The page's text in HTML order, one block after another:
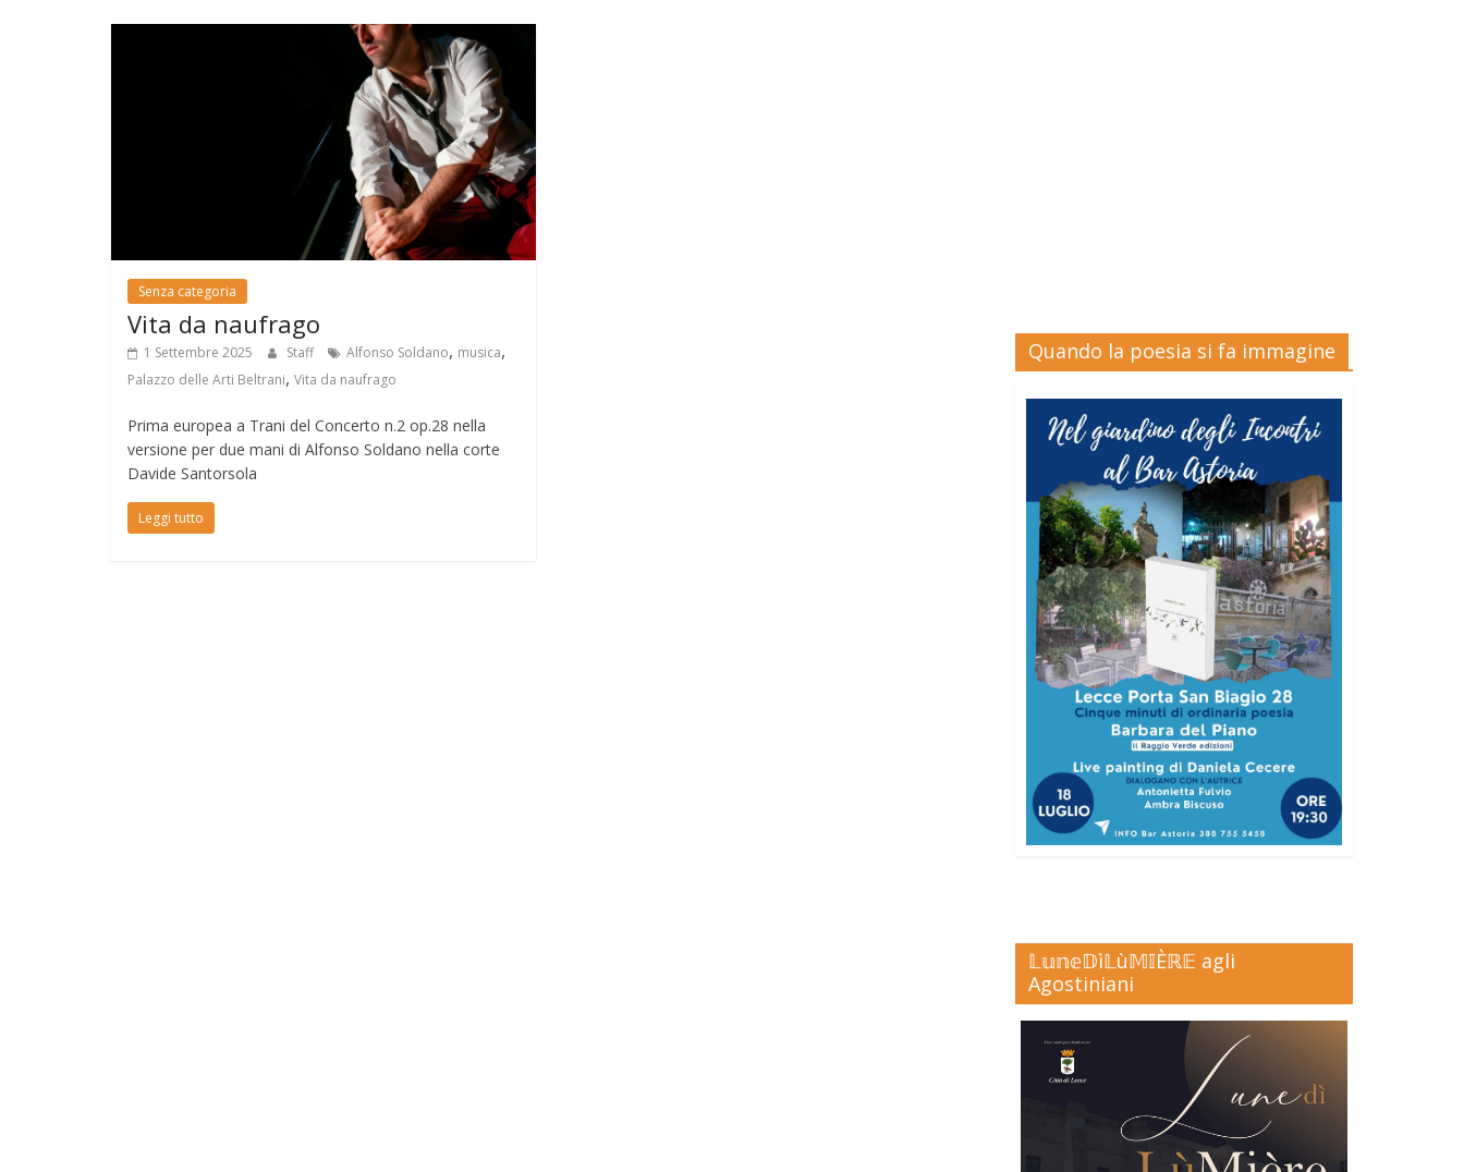
Senza categoria
Vita da naufrago
1 Settembre 2025 Staff Alfonso Soldano, musica,
Palazzo delle Arti Beltrani, Vita da naufrago
Prima europea a Trani del Concerto n.2 op.28 nella
versione per due mani di Alfonso Soldano nella corte
Davide Santorsola
Leggi tutto
Quando la poesia si fa immagine
𝕃𝕦𝕟𝕖𝔻ì𝕃ù𝕄𝕀Èℝ𝔼 agli
Agostiniani